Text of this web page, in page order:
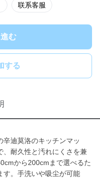
联系客服
む
する
辛迪莫洛のキッチンマッ
、耐久性と汚れにくさを兼
から200cmまで選べるた
す。手洗いや吸尘が可能